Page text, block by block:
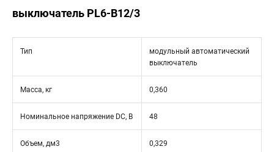
выключатель PL6-B12/3
Тип
модульный автоматический
выключатель
Масса, кг 0,360
Номинальное напряжение DC, В 48
Объем, дм3 0,329